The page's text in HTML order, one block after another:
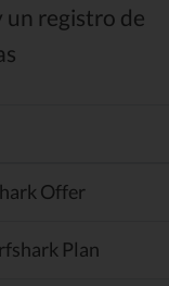
un registro de
Offer
Plan